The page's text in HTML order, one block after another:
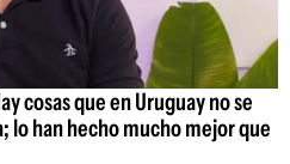
cosas que en Uruguay no se
lo han hecho mucho mejor que